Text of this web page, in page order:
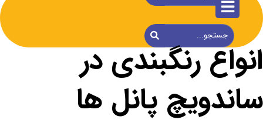
انواع رنگبندی در
ساندویچ پانل ها